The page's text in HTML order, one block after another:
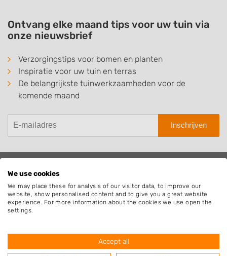
Ontvang elke maand tips voor uw tuin via
onze nieuwsbrief
Verzorgingstips voor bomen en planten
Inspiratie voor uw tuin en terras
De belangrijkste tuinwerkzaamheden voor de
komende maand
Inschrijven
Hovenier.nl
Adverteren
Algemene voorwaarden
Blog
We use cookies
We may place these for analysis of our visitor data, to improve our
website, show personalised content and to give you a great website
experience. For more information about the cookies we use open the
settings.
Accept all